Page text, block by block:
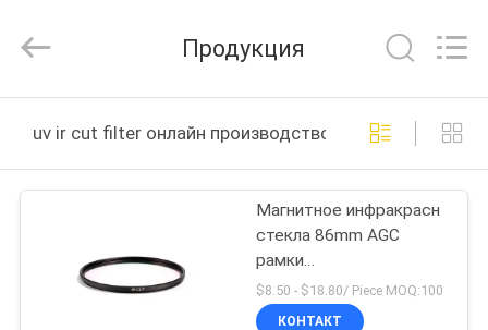
ПРОДУКТЫ
Technology
Ltd..
Reserved.
Продукция
uv ir cut filter онлайн производство
Магнитное инфракрасн
стекла 86mm AGC
рамки
УЛЬТРАФИОЛЕТОВОЕ
отрезало фильтр
$8.50 - $18.80/ Piece MOQ:100
КОНТАКТ